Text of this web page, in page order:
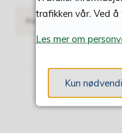
Publisert
trafikken vår. Ved
Les mer om
Kun